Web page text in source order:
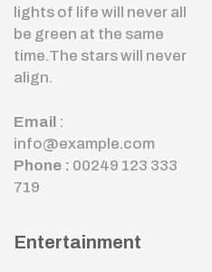
lights of life will never all
be green at the same
time.The stars will never
align.
Email :
info@example.com
Phone : 00249 123 333
719
Entertainment